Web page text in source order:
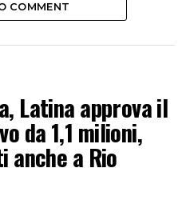
COMMENT
Latina approva il
da 1,1 milioni,
a Rio